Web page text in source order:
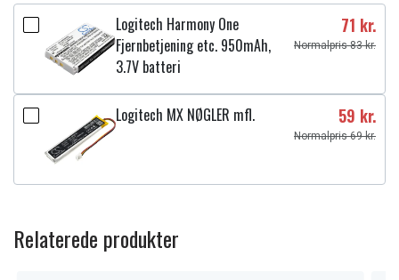
Logitech Harmony One
Fjernbetjening etc. 950mAh,
3.7V batteri
71 kr.
Normalpris 83 kr.
Logitech MX NØGLER mfl. 59 kr.
Normalpris 69 kr.
Relaterede produkter